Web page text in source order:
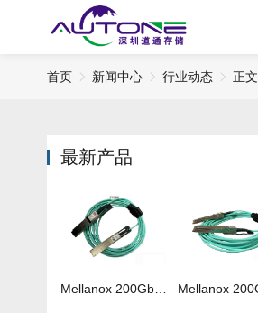
首页 新闻中心 行业动态 正文
最新产品